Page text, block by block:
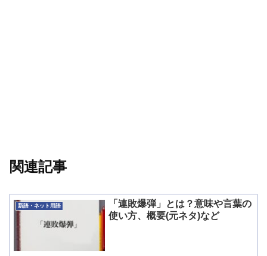
関連記事
新語・ネット用語
「連敗爆弾」とは？意味や言葉の
使い方、概要(元ネタ)など